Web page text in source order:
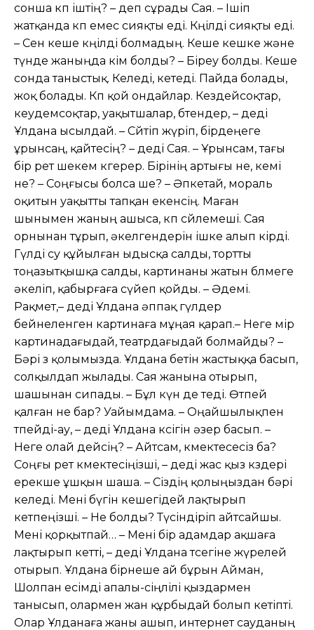
сонша көп іштің? – деп сұрады Сая. – Ішіп
жатқанда көп емес сияқты еді. Көңілді сияқты еді.
– Сен кеше көңілді болмадың. Кеше кешке жəне
түнде жаныңда кім болды? – Біреу болды. Кеше
сонда таныстық. Келеді, кетеді. Пайда болады,
жоқ болады. Көп қой ондайлар. Кездейсоқтар,
кеудемсоқтар, уақытшалар, бөтендер, – деді
Ұлдана ысылдай. – Сөйтіп жүріп, бірдеңеге
ұрынсаң, қайтесің? – деді Сая. – Ұрынсам, тағы
бір рет шекем көгерер. Бірінің артығы не, кемі
не? – Соңғысы болса ше? – Əпкетай, мораль
оқитын уақытты тапқан екенсің. Маған
шынымен жаның ашыса, көп сөйлемеші. Сая
орнынан тұрып, əкелгендерін ішке алып кірді.
Гүлді су құйылған ыдысқа салды, тортты
тоңазытқышқа салды, картинаны жатын бөлмеге
əкеліп, қабырғаға сүйеп қойды. – Əдемі.
Рақмет,– деді Ұлдана əппақ гүлдер
бейнеленген картинаға мұңая қарап.– Неге өмір
картинадағыдай, театрдағыдай болмайды? –
Бəрі өз қолымызда. Ұлдана бетін жастыққа басып,
солқылдап жылады. Сая жанына отырып,
шашынан сипады. – Бұл күн де өтеді. Өтпей
қалған не бар? Уайымдама. – Оңайшылықпен
өтпейді-ау, – деді Ұлдана өксігін əзер басып. –
Неге олай дейсің? – Айтсам, көмектесесіз ба?
Соңғы рет көмектесіңізші, – деді жас қыз көздері
ерекше ұшқын шаша. – Сіздің қолыңыздан бəрі
келеді. Мені бүгін кешегідей лақтырып
кетпеңізші. – Не болды? Түсіндіріп айтсайшы.
Мені қорқытпай… – Мені бір адамдар ақшаға
лақтырып кетті, – деді Ұлдана төсегіне жүрелей
отырып. Ұлдана бірнеше ай бұрын Айман,
Шолпан есімді апалы-сіңлілі қыздармен
танысып, олармен жан құрбыдай болып кетіпті.
Олар Ұлданаға жаны ашып, интернет сауданың